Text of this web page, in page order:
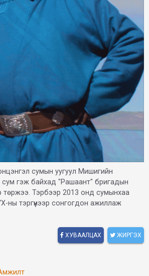
сумын уугуул Мишигийн
сум гэж байхад "Рашаант" бригадын
төржээ. Тэрбээр 2013 онд сумынхаа
тэргүүнээр сонгогдон ажиллаж
ХУВААЛЦАХ ЖИРГЭХ